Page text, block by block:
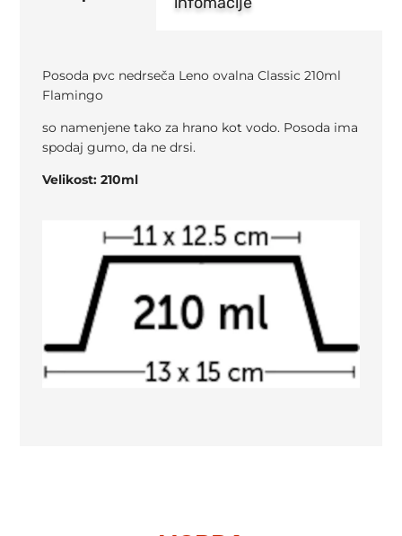
Posoda pvc nedrseča Leno ovalna Classic 210ml
Flamingo
so namenjene tako za hrano kot vodo. Posoda ima
spodaj gumo, da ne drsi.
Velikost: 210ml